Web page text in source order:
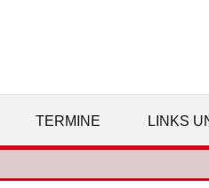
TERMINE LINKS